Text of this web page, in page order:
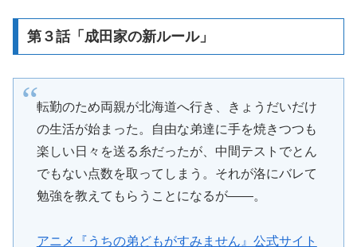
第３話「成田家の新ルール」
転勤のため両親が北海道へ行き、きょうだいだけ
の生活が始まった。自由な弟達に手を焼きつつも
楽しい日々を送る糸だったが、中間テストでとん
でもない点数を取ってしまう。それが洛にバレて
勉強を教えてもらうことになるが――。
アニメ『うちの弟どもがすみません』公式サイト